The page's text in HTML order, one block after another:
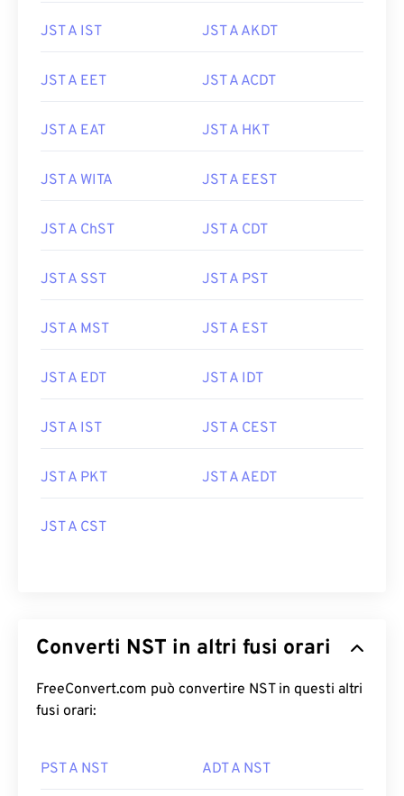
JST A IST JST A AKDT
JST A EET JST A ACDT
JST A EAT JST A HKT
JST A WITA JST A EEST
JST A ChST JST A CDT
JST A SST JST A PST
JST A MST JST A EST
JST A EDT JST A IDT
JST A IST JST A CEST
JST A PKT JST A AEDT
JST A CST
Converti NST in altri fusi orari
FreeConvert.com può convertire NST in questi altri
fusi orari:
PST A NST ADT A NST